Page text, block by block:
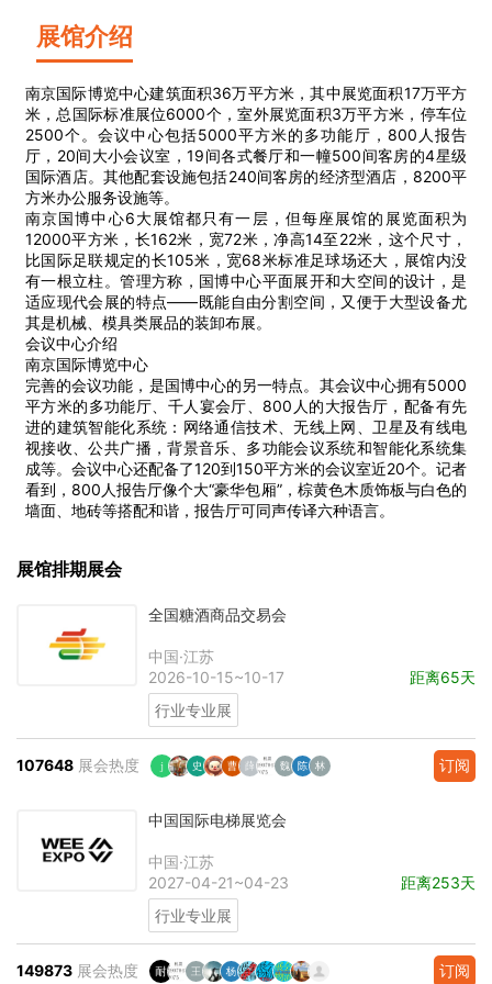
展馆介绍
南京国际博览中心建筑面积36万平方米，其中展览面积17万平方
米，总国际标准展位6000个，室外展览面积3万平方米，停车位
2500个。会议中心包括5000平方米的多功能厅，800人报告
厅，20间大小会议室，19间各式餐厅和一幢500间客房的4星级
国际酒店。其他配套设施包括240间客房的经济型酒店，8200平
方米办公服务设施等。
南京国博中心6大展馆都只有一层，但每座展馆的展览面积为
12000平方米，长162米，宽72米，净高14至22米，这个尺寸，
比国际足联规定的长105米，宽68米标准足球场还大，展馆内没
有一根立柱。管理方称，国博中心平面展开和大空间的设计，是
适应现代会展的特点——既能自由分割空间，又便于大型设备尤
其是机械、模具类展品的装卸布展。
会议中心介绍
南京国际博览中心
完善的会议功能，是国博中心的另一特点。其会议中心拥有5000
平方米的多功能厅、千人宴会厅、800人的大报告厅，配备有先
进的建筑智能化系统：网络通信技术、无线上网、卫星及有线电
视接收、公共广播，背景音乐、多功能会议系统和智能化系统集
成等。会议中心还配备了120到150平方米的会议室近20个。记者
看到，800人报告厅像个大“豪华包厢”，棕黄色木质饰板与白色的
墙面、地砖等搭配和谐，报告厅可同声传译六种语言。
展馆排期展会
全国糖酒商品交易会
中国·江苏
2026-10-15~10-17
距离65天
行业专业展
107648 展会热度 订阅
中国国际电梯展览会
中国·江苏
2027-04-21~04-23
距离253天
行业专业展
149873 展会热度 订阅